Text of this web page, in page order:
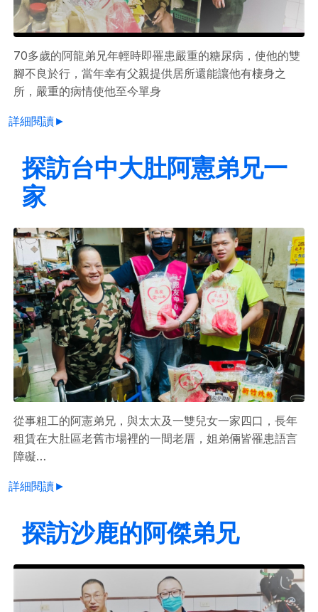
70多歲的阿龍弟兄年輕時即罹患嚴重的糖尿病，使他的雙
腳不良於行，當年幸有父親提供居所還能讓他有棲身之
所，嚴重的病情使他至今單身
詳細閱讀►
探訪台中大肚阿憲弟兄一
家
從事粗工的阿憲弟兄，與太太及一雙兒女一家四口，長年
租賃在大肚區老舊市場裡的一間老厝，姐弟倆皆罹患語言
障礙…
詳細閱讀►
探訪沙鹿的阿傑弟兄